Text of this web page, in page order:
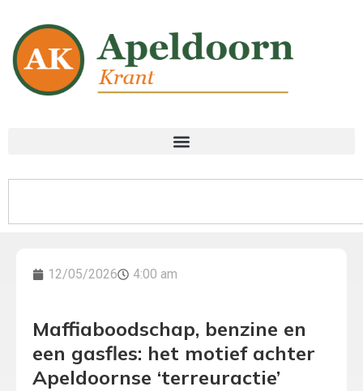
12/05/2026 4:00 am
Maffiaboodschap, benzine en
een gasfles: het motief achter
Apeldoornse ‘terreuractie’